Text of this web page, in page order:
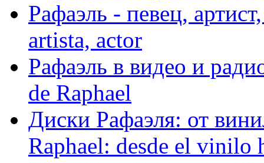
Рафаэль - певец,
artista, actor
Рафаэль в видео и
de Raphael
Диски Рафаэля: от
Raphael: desde el vinilo